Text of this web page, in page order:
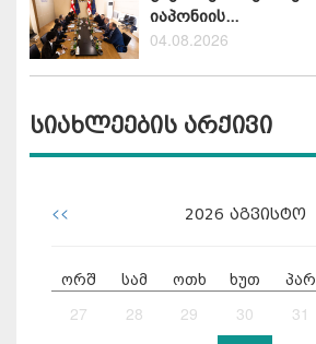
იაპონიის...
04.08.2026
სიახლეების არქივი
<< 2026 აგვისტო
ორშ სამ ოთხ ხუთ პარ
27 28 29 30 31